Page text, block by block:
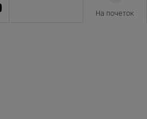
На почеток